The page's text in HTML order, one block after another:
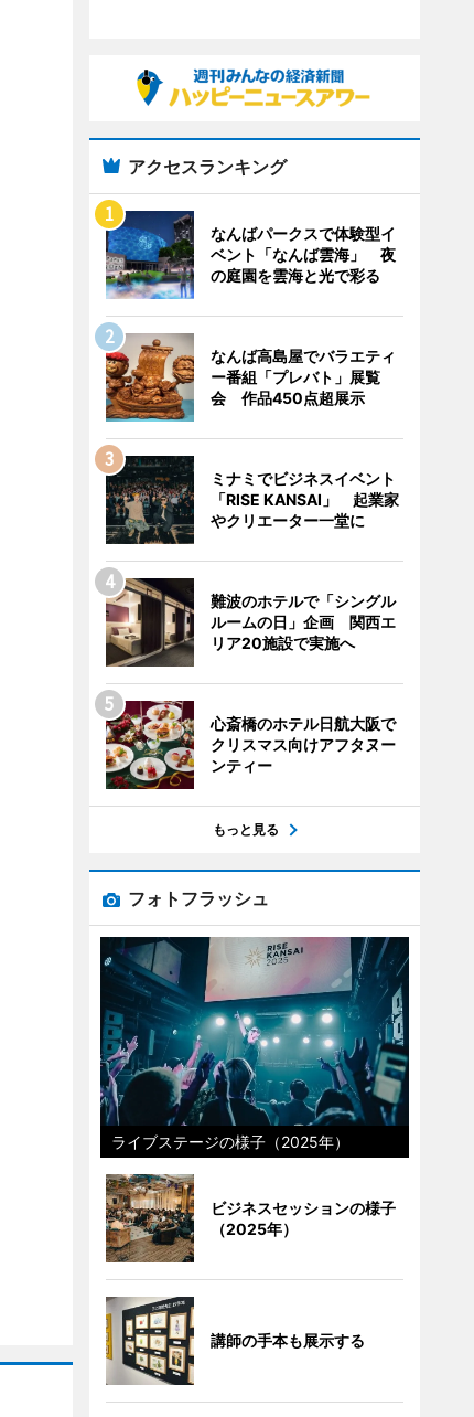
アクセスランキング
なんばパークスで体験型イ
ベント「なんば雲海」 夜
の庭園を雲海と光で彩る
なんば高島屋でバラエティ
ー番組「プレバト」展覧
会 作品450点超展示
ミナミでビジネスイベント
「RISE KANSAI」 起業家
やクリエーター一堂に
難波のホテルで「シングル
ルームの日」企画 関西エ
リア20施設で実施へ
心斎橋のホテル日航大阪で
クリスマス向けアフタヌー
ンティー
もっと見る
フォトフラッシュ
ライブステージの様子（2025年）
ビジネスセッションの様子
（2025年）
講師の手本も展示する